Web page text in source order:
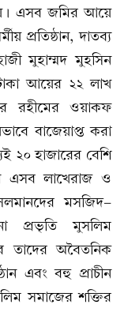
এসব জমির আয়ে
প্রতিষ্ঠান, দাতব্য
মুহাম্মদ মুহসিন
আয়ের ২২ লাখ
রহীমের ওয়াকফ
বাজেয়াপ্ত করা
২০ হাজারের বেশি
এসব লাখেরাজ ও
মসজিদ-
প্রভৃতি মুসলিম
তাদের অবৈতনিক
এবং বহু প্রাচীন
সমাজের শক্তির